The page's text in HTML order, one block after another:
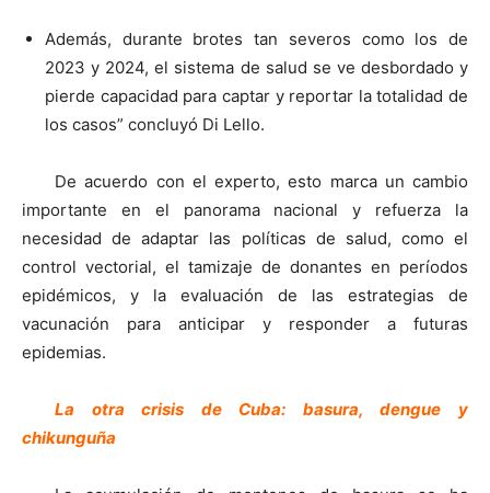
Además, durante brotes tan severos como los de
2023 y 2024, el sistema de salud se ve desbordado y
pierde capacidad para captar y reportar la totalidad de
los casos” concluyó Di Lello.
De acuerdo con el experto, esto marca un cambio
importante en el panorama nacional y refuerza la
necesidad de adaptar las políticas de salud, como el
control vectorial, el tamizaje de donantes en períodos
epidémicos, y la evaluación de las estrategias de
vacunación para anticipar y responder a futuras
epidemias.
La otra crisis de Cuba: basura, dengue y
chikunguña